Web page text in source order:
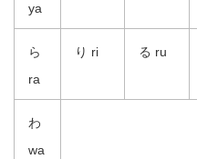
ya
ら
ra
り ri る ru
わ
wa